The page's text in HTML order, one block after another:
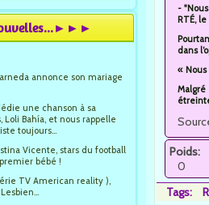
annonce son mariage
une chanson à sa
Bahía, et nous rappelle
toujours...
Vicente, stars du football
bébé !
TV American reality ),
-
RTÉ,
dans
«
Poids:
0
Tags: